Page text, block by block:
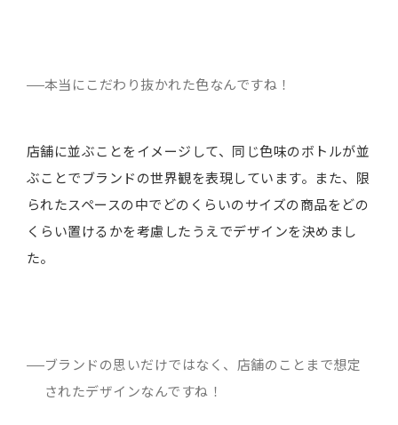
本当にこだわり抜かれた色なんですね！
店舗に並ぶことをイメージして、同じ色味のボトルが並
ぶことでブランドの世界観を表現しています。また、限
られたスペースの中でどのくらいのサイズの商品をどの
くらい置けるかを考慮したうえでデザインを決めまし
た。
ブランドの思いだけではなく、店舗のことまで想定
されたデザインなんですね！